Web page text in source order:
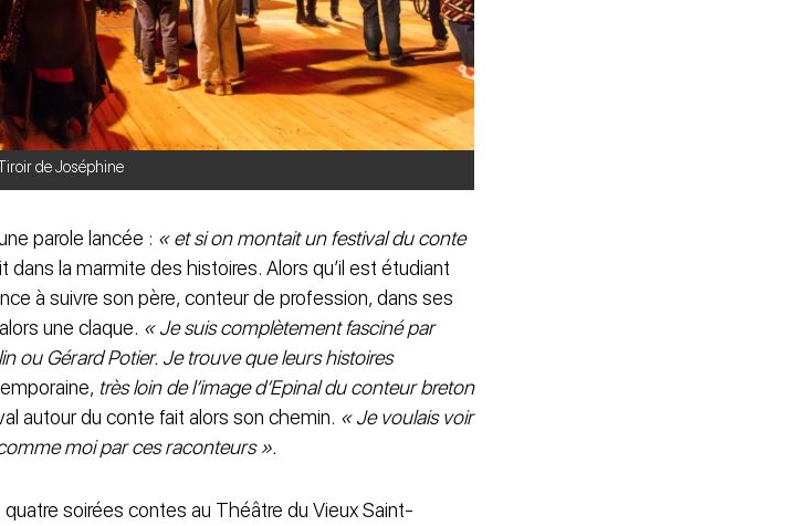
de Joséphine
parole lancée : « et si on montait un festival du conte
la marmite des histoires. Alors qu’il est étudiant
à suivre son père, conteur de profession, dans ses
une claque. « Je suis complètement fasciné par
ou Gérard Potier. Je trouve que leurs histoires
très loin de l’image d’Epinal du conteur breton
autour du conte fait alors son chemin. « Je voulais voir
moi par ces raconteurs ».
soirées contes au Théâtre du Vieux Saint-